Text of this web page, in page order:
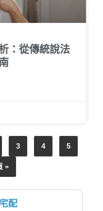
：從傳統說法
3 4 5
»
配